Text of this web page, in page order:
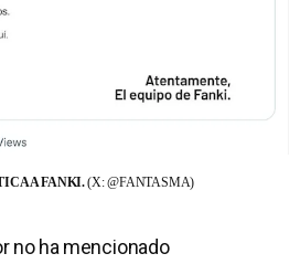
A FANKI.(X: @FANTASMA)
no ha mencionado